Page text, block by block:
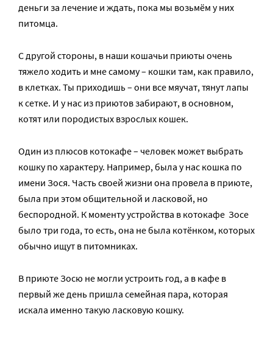
деньги за лечение и ждать, пока мы возьмём у них
питомца.
С другой стороны, в наши кошачьи приюты очень
тяжело ходить и мне самому – кошки там, как правило,
в клетках. Ты приходишь – они все мяучат, тянут лапы
к сетке. И у нас из приютов забирают, в основном,
котят или породистых взрослых кошек.
Один из плюсов котокафе – человек может выбрать
кошку по характеру. Например, была у нас кошка по
имени Зося. Часть своей жизни она провела в приюте,
была при этом общительной и ласковой, но
беспородной. К моменту устройства в котокафе Зосе
было три года, то есть, она не была котёнком, которых
обычно ищут в питомниках.
В приюте Зосю не могли устроить год, а в кафе в
первый же день пришла семейная пара, которая
искала именно такую ласковую кошку.